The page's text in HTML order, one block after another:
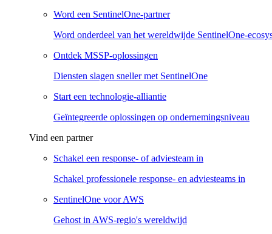
Word een SentinelOne-partner
Word onderdeel van het wereldwijde SentinelOne-
Ontdek MSSP-oplossingen
Diensten slagen sneller met SentinelOne
Start een technologie-alliantie
Geïntegreerde oplossingen op ondernemingsniveau
Vind een partner
Schakel een response- of adviesteam in
Schakel professionele response- en adviesteams in
SentinelOne voor AWS
Gehost in AWS-regio's wereldwijd